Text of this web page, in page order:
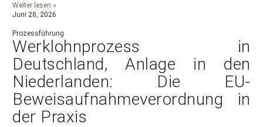
Weiter lesen »
Juni 28, 2026
Prozessführung
Werklohnprozess in
Deutschland, Anlage in den
Niederlanden: Die EU-
Beweisaufnahmeverordnung in
der Praxis